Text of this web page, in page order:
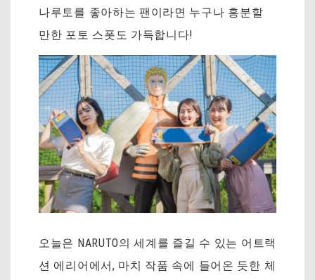
나루토를 좋아하는 팬이라면 누구나 흥분할
만한 포토 스폿도 가득합니다!
오늘은 NARUTO의 세계를 즐길 수 있는 어트랙
션 에리어에서, 마치 작품 속에 들어온 듯한 체